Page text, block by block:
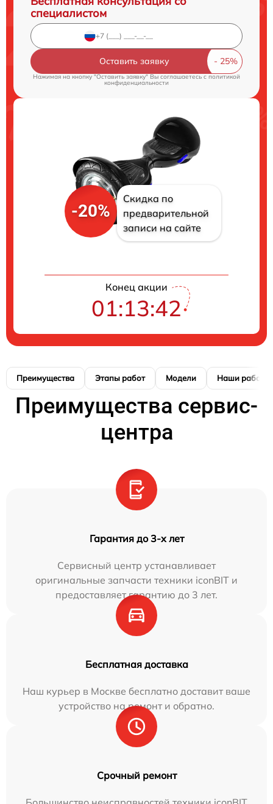
специалистом
Оставить заявку
Нажимая на кнопку "Оставить заявку" Вы соглашаетесь cполитикой
конфиденциальности
-20%
Скидка по
предварительной
записи на сайте
Конец акции
01:13:41
Преимущества Этапы работ Модели Наши работы
Преимущества сервис-
центра
Гарантия до 3-х лет
Сервисный центр устанавливает
оригинальные запчасти техники iconBIT и
предоставляет гарантию до 3 лет.
Бесплатная доставка
Наш курьер в Москве бесплатно доставит ваше
устройство на ремонт и обратно.
Срочный ремонт